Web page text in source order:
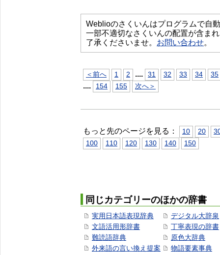
Weblioのさくいんはプログラムで自
一部不適切なさくいんの配置が含ま
了承くださいませ。 お問い合わせ。
＜前へ 1 2 .... 31 32 33 34 35
.... 154 155 次へ＞
もっと先のページを見る： 10 20
100
110 120 130 140 150
同じカテゴリーのほかの辞書
実用日本語表現辞典
文語活用形辞書
難読語辞典
外来語の言い換え提案
デジタル大辞泉
丁寧表現の辞書
原色大辞典
物語要素事典